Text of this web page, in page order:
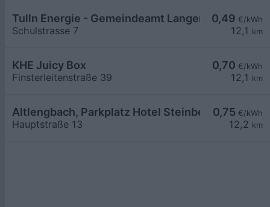
0,49 €/kWh
12,1 km
Tulln Energie - Gemeindeamt Langenrohr 2
Schulstrasse 7
0,70 €/kWh
12,1 km
KHE Juicy Box
Finsterleitenstraße 39
0,75 €/kWh
12,2 km
Altlengbach, Parkplatz Hotel Steinberger
Hauptstraße 13